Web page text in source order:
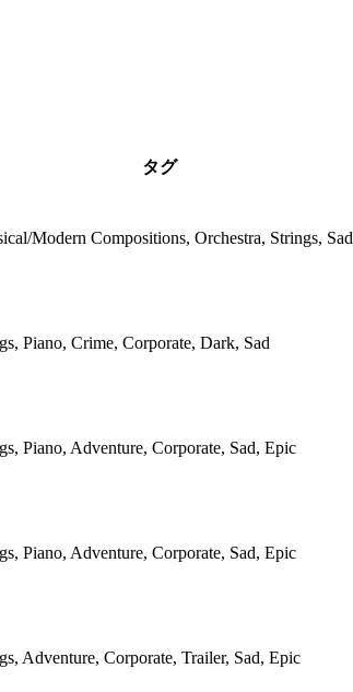
タグ
Modern Compositions, Orchestra, Strings, Sad
Piano, Crime, Corporate, Dark, Sad
Piano, Adventure, Corporate, Sad, Epic
Piano, Adventure, Corporate, Sad, Epic
Adventure, Corporate, Trailer, Sad, Epic